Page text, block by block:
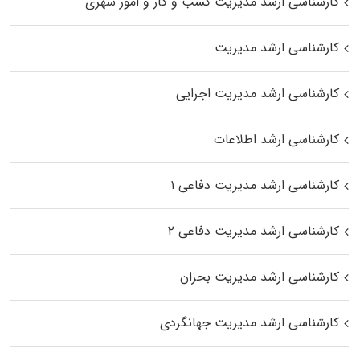
کارشناسی ارشد مدیریت
کارشناسی ارشد مدیریت اجرایی
کارشناسی ارشد اطلاعات
کارشناسی ارشد مدیریت دفاعی ۱
کارشناسی ارشد مدیریت دفاعی ۲
کارشناسی ارشد مدیریت بحران
کارشناسی ارشد مدیریت جهانگردی